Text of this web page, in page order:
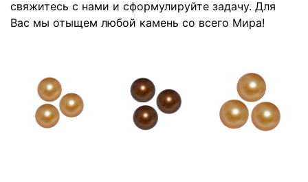
свяжитесь с нами и сформулируйте задачу. Для
Вас мы отыщем любой камень со всего Мира!